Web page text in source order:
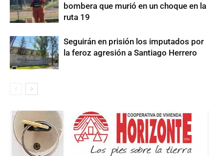
bombera que murió en un choque en la
ruta 19
Seguirán en prisión los imputados por
la feroz agresión a Santiago Herrero